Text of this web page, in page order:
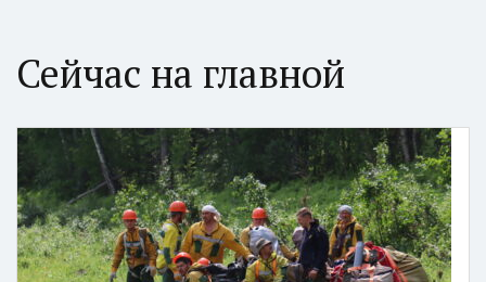
Сейчас на главной